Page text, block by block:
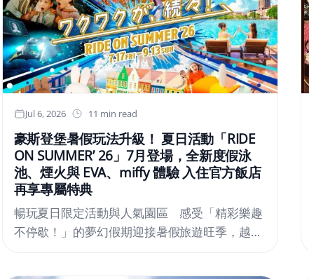
Jul 6, 2026 11 min read
豪斯登堡暑假玩法升級！ 夏日活動「RIDE
ON SUMMER’ 26」7月登場，全新度假泳
池、煙火與 EVA、miffy 體驗 入住官方飯店
再享專屬特典
暢玩夏日限定活動與人氣園區 感受「精彩樂趣
不停歇！」的夢幻假期迎接暑假旅遊旺季，越來